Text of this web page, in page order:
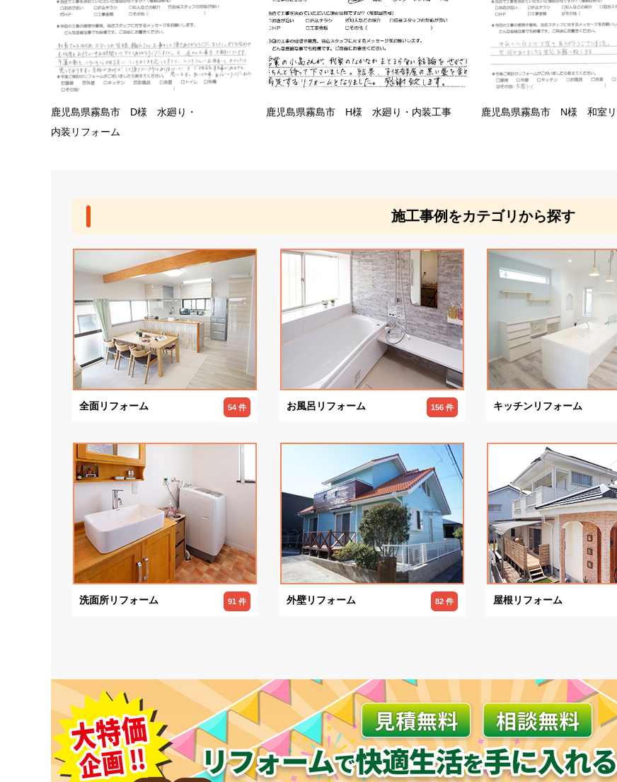
鹿児島県霧島市 D様 水廻り・
内装リフォーム
鹿児島県霧島市 H様 水廻り・内装工事 鹿児島県霧島市 N様 和室リ
施工事例をカテゴリから探す
全面リフォーム 54 件 お風呂リフォーム 156 件 キッチンリフォーム
洗面所リフォーム 91 件 外壁リフォーム 82 件 屋根リフォーム